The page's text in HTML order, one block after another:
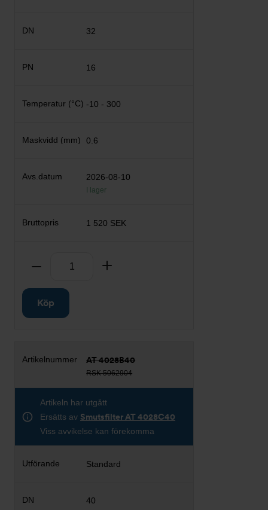
32
16
-10 - 300
0.6
2026-08-10
I lager
1 520 SEK
Ta bort
Köp
AT 4028B40
RSK 5062904
Artikeln har utgått
Ersätts av Smutsfilter AT 4028C40
Viss avvikelse kan förekomma
Standard
40